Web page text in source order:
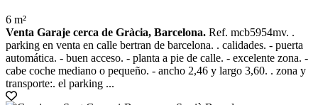
6 m²
Venta Garaje cerca de Gràcia, Barcelona. Ref. mcb5954mv. .
parking en venta en calle bertran de barcelona. . calidades. - puerta
automática. - buen acceso. - planta a pie de calle. - excelente zona. -
cabe coche mediano o pequeño. - ancho 2,46 y largo 3,60. . zona y
transporte:. el parking ...